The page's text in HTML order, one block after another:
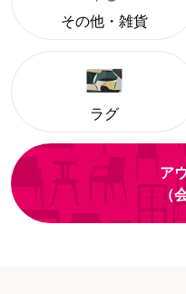
その他・雑貨
ラグ
ア
（